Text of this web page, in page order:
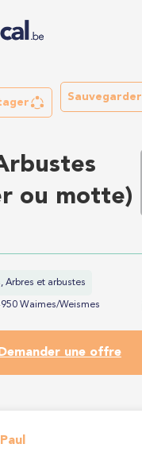
Sauvegarder
ou motte)
Arbres et arbustes
Waimes/Weismes
Demander une offre